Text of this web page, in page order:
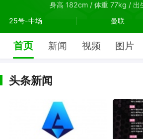
身高 182cm / 体重 77kg / 出
25号-中场
曼联
首页 新闻 视频 图片
头条新闻